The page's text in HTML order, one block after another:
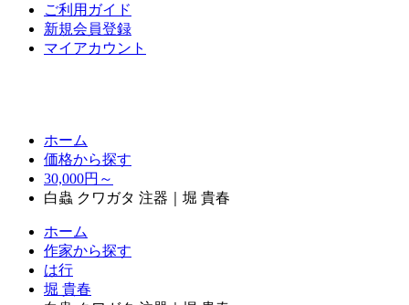
ご利用ガイド
新規会員登録
マイアカウント
ホーム
価格から探す
30,000円～
白蟲 クワガタ 注器｜堀 貴春
ホーム
作家から探す
は行
堀 貴春